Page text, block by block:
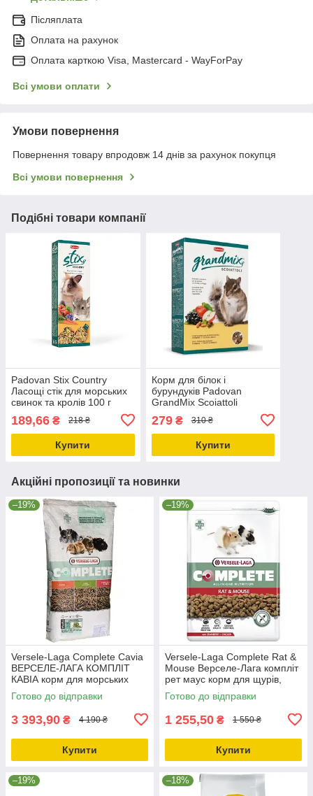
Післяплата
Оплата на рахунок
Оплата карткою Visa, Mastercard - WayForPay
Всі умови оплати
Умови повернення
Повернення товару впродовж 14 днів за рахунок покупця
Всі умови повернення
Подібні товари компанії
Padovan Stix Country
Ласощі стік для морських
свинок та кролів 100 г
189,66 ₴ 218 ₴
Купити
Корм для білок і
бурундуків Padovan
GrandMix Scoiattoli
Грандмікс Скоятолі суміш
750г (PP00188)
8001254001883
279₴ 310 ₴
Купити
Акційні пропозиції та новинки
–19%
Versele-Laga Complete Cavia
ВЕРСЕЛЕ-ЛАГА КОМПЛІТ
КАВІА корм для морських
свинок 8 кг (615225)
Готово до відправки
3 393,90 ₴ 4 190 ₴
Купити
–19%
Versele-Laga Complete Rat &
Mouse Верселе-Лага компліт
рет маус корм для щурів,
мишей 2 кг
Готово до відправки
1 255,50 ₴ 1 550 ₴
Купити
–19% –18%